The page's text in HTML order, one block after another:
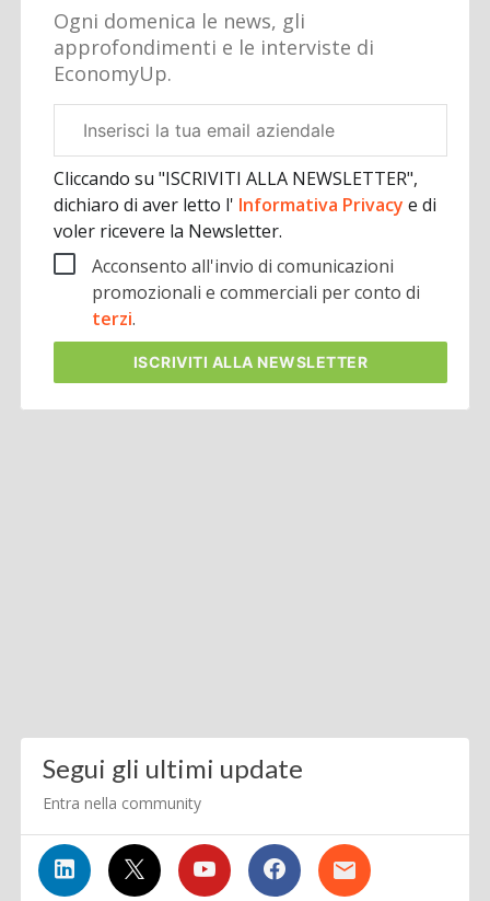
Ogni domenica le news, gli
approfondimenti e le interviste di
EconomyUp.
aziendale
Cliccando su "ISCRIVITI ALLA NEWSLETTER",
dichiaro di aver letto l' Informativa Privacye di
voler ricevere la Newsletter.
Acconsento all'invio di comunicazioni
promozionali e commerciali per conto di
terzi.
ISCRIVITI ALLA NEWSLETTER
Segui gli ultimi update
Entra nella community